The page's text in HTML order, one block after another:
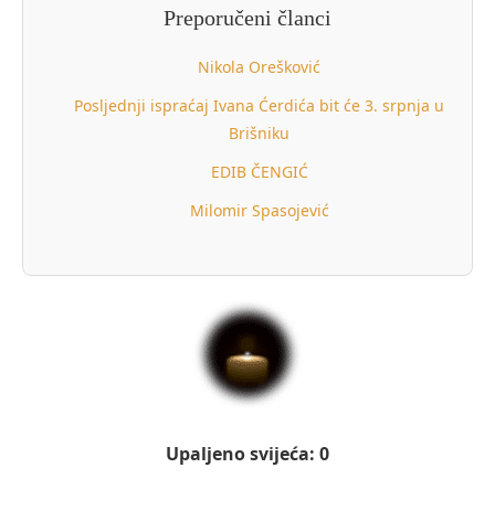
Preporučeni članci
Nikola Orešković
Posljednji ispraćaj Ivana Ćerdića bit će 3. srpnja u
Brišniku
EDIB ČENGIĆ
Milomir Spasojević
Upaljeno svijeća: 0